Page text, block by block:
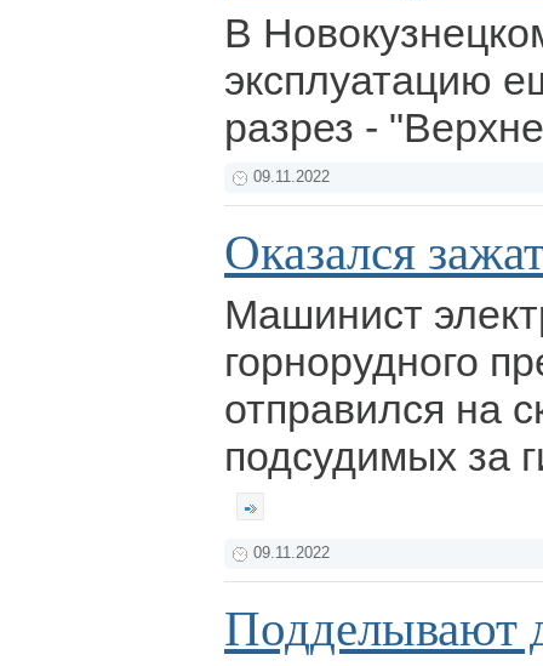
В
эксплуатацию
разрез -
09.11.2022
Оказался
Машинист
горнорудного
отправился на
подсудимых за
09.11.2022
Подделывают